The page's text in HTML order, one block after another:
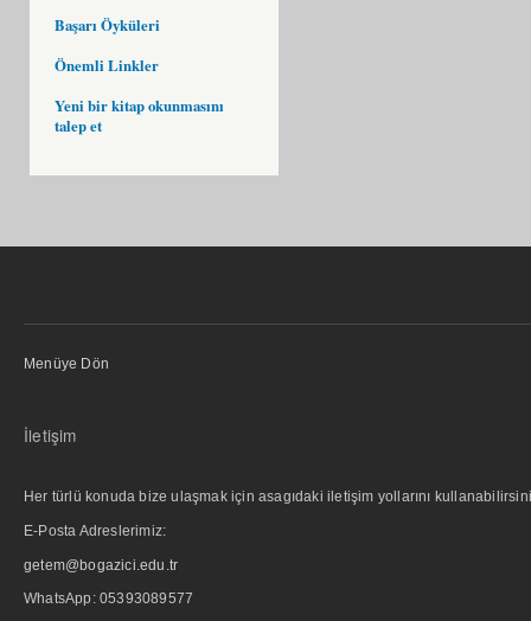
Başarı Öyküleri
Önemli Linkler
Yeni bir kitap okunmasını
talep et
Menüye Dön
İletişim
Her türlü konuda bize ulaşmak için asagıdaki iletişim yollarını
E-Posta Adreslerimiz:
getem@bogazici.edu.tr
WhatsApp: 05393089577